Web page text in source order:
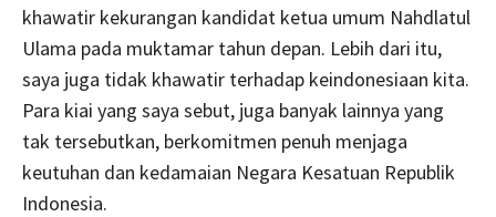
khawatir kekurangan kandidat ketua umum Nahdlatul
Ulama pada muktamar tahun depan. Lebih dari itu,
saya juga tidak khawatir terhadap keindonesiaan kita.
Para kiai yang saya sebut, juga banyak lainnya yang
tak tersebutkan, berkomitmen penuh menjaga
keutuhan dan kedamaian Negara Kesatuan Republik
Indonesia.